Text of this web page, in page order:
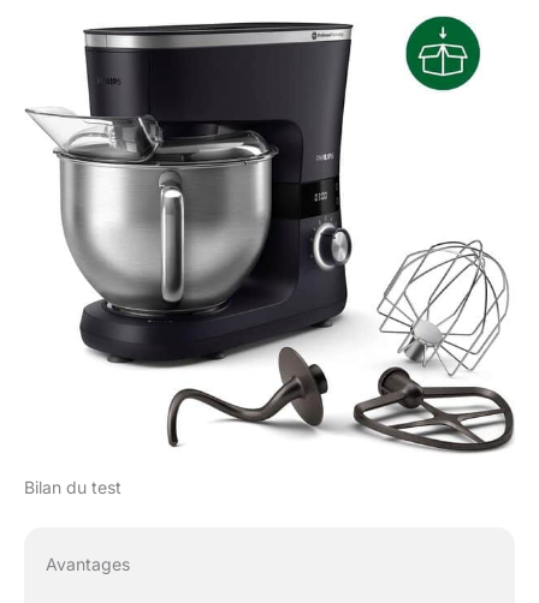
Bilan du test
Avantages